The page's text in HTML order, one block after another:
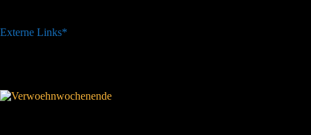
Externe Links*